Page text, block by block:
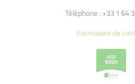
Téléphone : +33 1 64
Formulaire de